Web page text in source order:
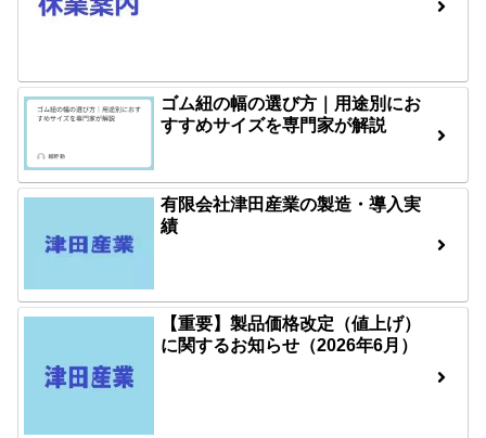
ゴム紐の幅の選び方｜用途別にお
すすめサイズを専門家が解説
有限会社津田産業の製造・導入実
績
【重要】製品価格改定（値上げ）
に関するお知らせ（2026年6月）